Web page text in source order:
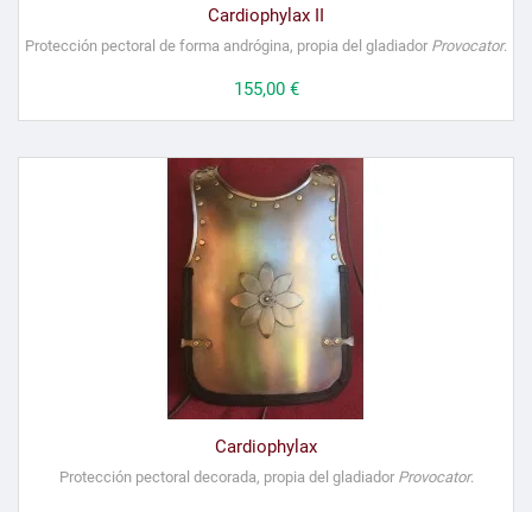
Cardiophylax II
Protección pectoral de forma andrógina, propia del gladiador Provocator.
Precio
155,00 €
Cardiophylax
Protección pectoral decorada, propia del gladiador Provocator.